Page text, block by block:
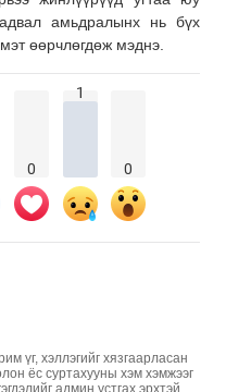
амьдралынх нь бүх
өөрчлөгдөж мэднэ.
0
1
0
үг, хэллэгийг хязгаарласан
ёс суртахууны хэм хэмжээг
админ устгах эрхтэй.